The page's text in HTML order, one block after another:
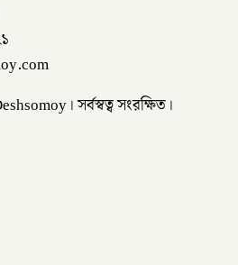
সর্বস্বত্ব সংরক্ষিত।